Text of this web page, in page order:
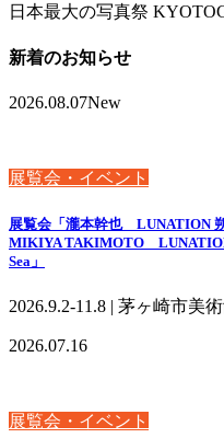
日本最大の写真祭
新着のお知らせ
2026.08.07New
展覧会・イベント
展覧会「瀧本幹也 LUNATION
MIKIYA TAKIMOTO
Sea」
2026.9.2-11.8 | 茅ヶ崎市美
2026.07.16
展覧会・イベント